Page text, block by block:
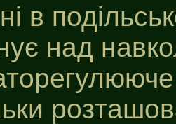
в
над